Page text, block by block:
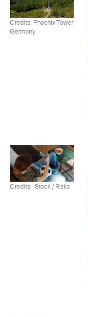
Credits: Phoenix Tower
Germany
Credits: iStock / Riska